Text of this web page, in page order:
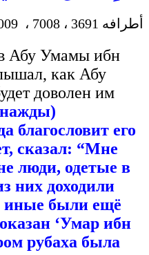
أطرافه 3691 ، 7008 ، 7009- تحفة 3961
Абу Умамы ибн
как Абу
доволен им
благословит его
сказал: “Мне
люди, одетые в
них доходили
иные были ещё
‘Умар ибн
рубаха была